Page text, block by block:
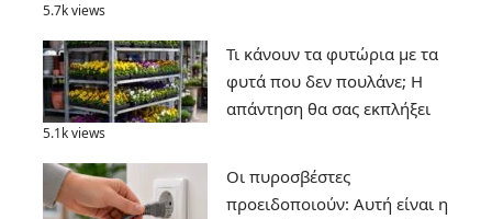
5.7k views
Τι κάνουν τα φυτώρια με τα
φυτά που δεν πουλάνε; Η
απάντηση θα σας εκπλήξει
5.1k views
Οι πυροσβέστες
προειδοποιούν: Αυτή είναι η